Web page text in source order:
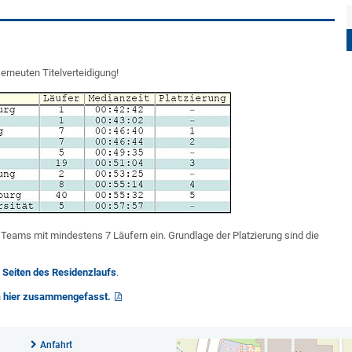
Titelverteidigung!
mit mindestens 7 Läufern ein. Grundlage der Platzierung sind die
des Residenzlaufs.
hier zusammengefasst.
Anfahrt